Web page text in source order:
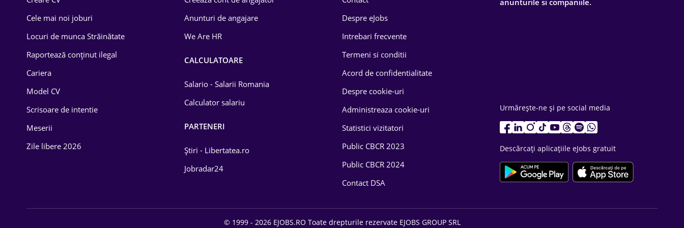
Drept
Educație / Training
Energetică
Farma
Cele mai noi joburi
Locuri de munca Străinătate
Raportează conținut ilegal
Cariera
Model CV
Scrisoare de intentie
Meserii
Zile libere 2026
Anunturi de angajare
We Are HR
CALCULATOARE
Salario - Salarii Romania
Calculator salariu
PARTENERI
Știri - Libertatea.ro
Jobradar24
Despre eJobs
Intrebari frecvente
Termeni si conditii
Acord de confidentialitate
Despre cookie-uri
Administreaza cookie-uri
Statistici vizitatori
Public CBCR 2023
Public CBCR 2024
Contact DSA
anunturile si companiile.
Urmărește-ne și pe social media
Descărcați aplicațiile eJobs gratuit
© 1999 - 2026 EJOBS.RO Toate drepturile rezervate EJOBS GROUP SRL